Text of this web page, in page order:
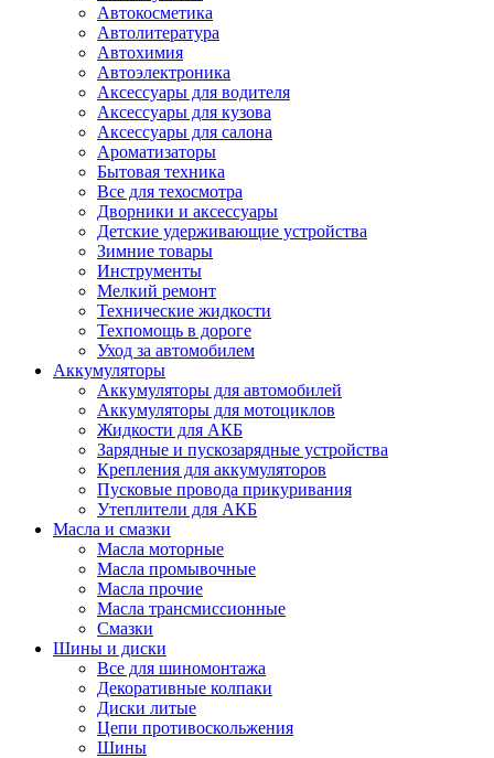
Автокосметика
Автолитература
Автохимия
Автоэлектроника
Аксессуары для водителя
Аксессуары для кузова
Аксессуары для салона
Ароматизаторы
Бытовая техника
Все для техосмотра
Дворники и аксессуары
Детские удерживающие устройства
Зимние товары
Инструменты
Мелкий ремонт
Технические жидкости
Техпомощь в дороге
Уход за автомобилем
Аккумуляторы
Аккумуляторы для автомобилей
Аккумуляторы для мотоциклов
Жидкости для АКБ
Зарядные и пускозарядные устройства
Крепления для аккумуляторов
Пусковые провода прикуривания
Утеплители для АКБ
Масла и смазки
Масла моторные
Масла промывочные
Масла прочие
Масла трансмиссионные
Смазки
Шины и диски
Все для шиномонтажа
Декоративные колпаки
Диски литые
Цепи противоскольжения
Шины